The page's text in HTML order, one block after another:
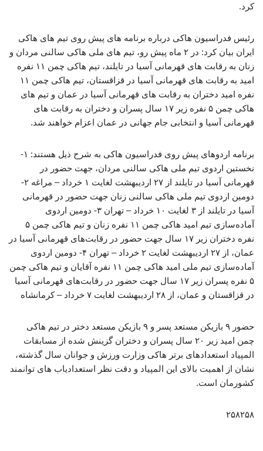
کرد.
رئیس فدراسیون هاکی درباره برنامه های پیش روی تیم های هاکی
ایران بیان کرد: در ۲ ماه پیش رو، تیم های ملی هاکی سالنی مردان و
زنان به رقابت های قهرمانی آسیا در تایلند، تیم هاکی چمن ۱۱ نفره
امید به رقابت های قهرمانی آسیا در قزاقستان، تیم هاکی چمن ۱۱
نفره امید دختران به رقابت های قهرمانی آسیا در عمان و تیم های
هاکی چمن ۵ نفره زیر ۱۷ سال پسران و دختران به رقابت های
قهرمانی آسیا و انتخابی جام جهانی در عمان اعزام خواهند شد.
برنامه اردوهای پیش روی فدراسیون هاکی به شرح ذیل هستند: ۱-
نخستین اردوی تیم ملی هاکی سالنی مردان، جهت حضور در
قهرمانی آسیا در تایلند از ۲۷ اردیبهشت لغایت ۱ خرداد – مراغه ۲-
دومین اردوی تیم ملی هاکی سالنی زنان جهت حضور در قهرمانی
آسیا در تایلند از ۳ لغایت ۱۰ خرداد – تهران ۳- دومین اردوی
آماده‌سازی تیم امید هاکی چمن ۱۱ نفره زنان و تیم هاکی چمن ۵
نفره دختران زیر ۱۷ سال جهت حضور در رقابت‌های قهرمانی آسیا در
عمان، از ۲۷ اردیبهشت لغایت ۲ خرداد – تهران ۴- دومین اردوی
آماده‌سازی تیم ملی امید هاکی چمن ۱۱ نفره آقایان و تیم هاکی چمن
۵ نفره پسران زیر ۱۷ سال جهت حضور در رقابت‌های قهرمانی آسیا
در قزاقستان و عمان، از ۲۸ اردیبهشت لغایت ۷ خرداد – کرمانشاه
حضور ۹ بازیکن مستعد پسر و ۹ بازیکن مستعد دختر در تیم هاکی
چمن امید زیر ۲۰ سال پسران و دختران گزینش شده از مسابقات
المپیاد استعدادهای برتر هاکی وزارت ورزش و جوانان سال گذشته،
نشان از اهمیت بالای این المپیاد و دقت نظر استعدادیاب های توانمند
کشورمان است.
۲۵۸۲۵۸